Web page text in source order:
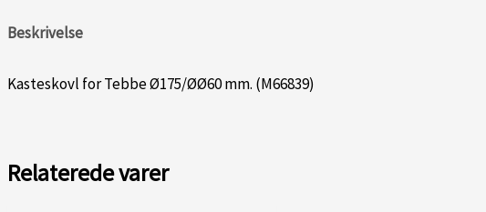
Beskrivelse
Kasteskovl for Tebbe Ø175/ØØ60 mm. (M66839)
Relaterede varer